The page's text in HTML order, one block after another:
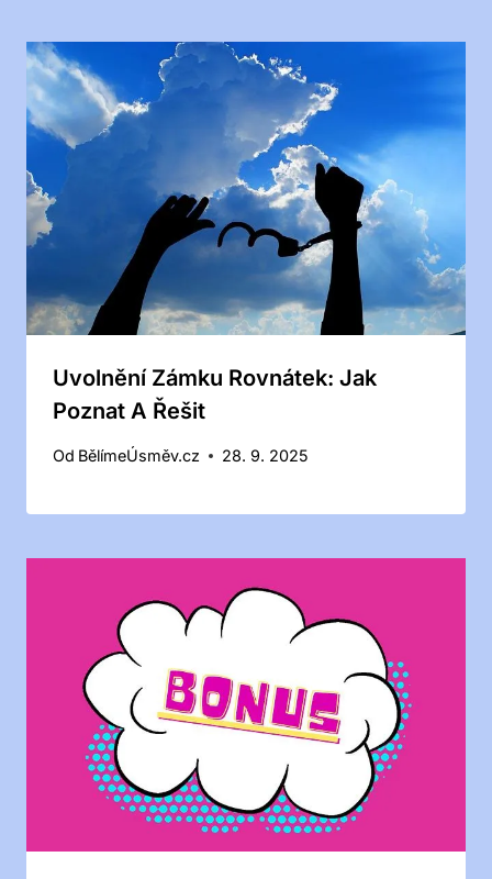
Uvolnění Zámku Rovnátek: Jak
Poznat A Řešit
Od BělímeÚsměv.cz 28. 9. 2025